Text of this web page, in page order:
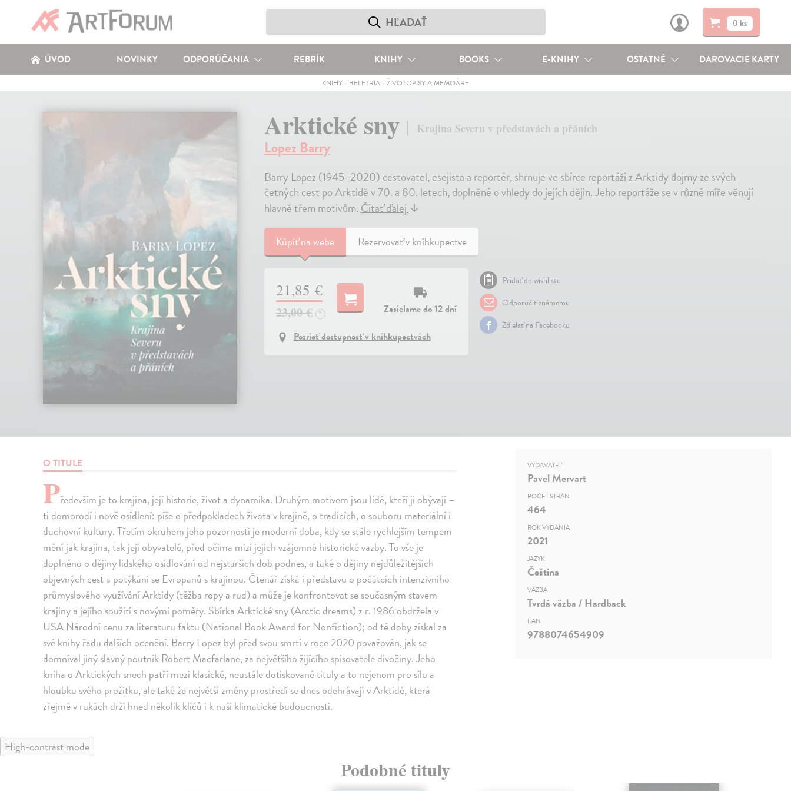
0 ks
ÚVOD NOVINKY ODPORÚČANIA REBRÍK KNIHY BOOKS E-KNIHY OSTATNÉ DAROVACIE KARTY
KNIHY- BELETRIA- ŽIVOTOPISY A MEMOÁRE
Arktické sny Krajina Severu v představách a přáních
Lopez Barry
Barry Lopez (1945–2020) cestovatel, esejista a reportér, shrnuje ve sbírce reportáží z Arktidy dojmy ze svých
četných cest po Arktidě v 70. a 80. letech, doplněné o vhledy do jejích dějin. Jeho reportáže se v různé míře věnují
hlavně třem motivům.Čítať ďalej↓
Kúpiťna webe Rezervovať v kníhkupectve
21,85 €
23,00 € ?
Zasielame do 12 dní
Pozrieť dostupnosť v kníhkupectvách
Pridať do wishlistu
Odporučiť známemu
Zdielať na Facebooku
O TITULE
Především je to krajina, její historie, život a dynamika. Druhým motivem jsou lidé, kteří ji obývají –
ti domorodí i nově osídlení: píše o předpokladech života v krajině, o tradicích, o souboru materiální i
duchovní kultury. Třetím okruhem jeho pozornosti je moderní doba, kdy se stále rychlejším tempem
mění jak krajina, tak její obyvatelé, před očima mizí jejich vzájemné historické vazby. To vše je
doplněno o dějiny lidského osídlování od nejstarších dob podnes, a také o dějiny nejdůležitějších
objevných cest a potýkání se Evropanů s krajinou. Čtenář získá i představu o počátcích intenzivního
průmyslového využívání Arktidy (těžba ropy a rud) a může je konfrontovat se současným stavem
krajiny a jejího soužití s novými poměry. Sbírka Arktické sny (Arctic dreams) z r. 1986 obdržela v
USA Národní cenu za literaturu faktu (National Book Award for Nonfiction); od té doby získal za
své knihy řadu dalších ocenění. Barry Lopez byl před svou smrtí v roce 2020 považován, jak se
domníval jiný slavný poutník Robert Macfarlane, za největšího žijícího spisovatele divočiny. Jeho
kniha o Arktických snech patří mezi klasické, neustále dotiskované tituly a to nejenom pro sílu a
hloubku svého prožitku, ale také že největší změny prostředí se dnes odehrávají v Arktidě, která
zřejmě v rukách drží hned několik klíčů i k naší klimatické budoucnosti.
VYDAVATEĽ
Pavel Mervart
POČET STRÁN
464
ROK VYDANIA
2021
JAZYK
Čeština
VÄZBA
Tvrdá väzba / Hardback
EAN
9788074654909
High-contrast mode
Podobné tituly